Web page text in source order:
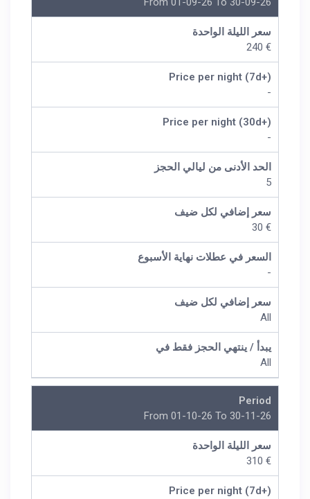
سعر الليلة الواحدة
€ 240
Price per night (7d+)
-
Price per night (30d+)
-
الحد الأدنى من ليالي الحجز
5
سعر إضافي لكل ضيف
€ 30
السعر في عطلات نهاية الأسبوع
-
سعر إضافي لكل ضيف
All
يبدأ / ينتهي الحجز فقط في
All
Period
From 01-10-26 To 30-11-26
سعر الليلة الواحدة
€ 310
Price per night (7d+)